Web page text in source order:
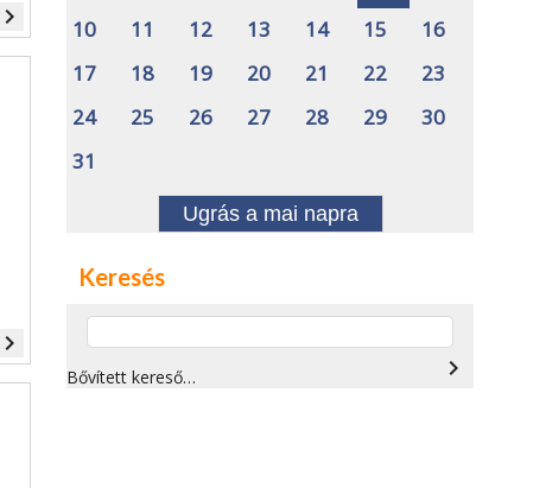
navigate_next
navigate_next
10
11 12 13 14 15
16
17
18 19 20 21 22
23
24
25 26 27 28 29
30
31
Ugrás a mai napra
Keresés
Bővített kereső… navigate_next